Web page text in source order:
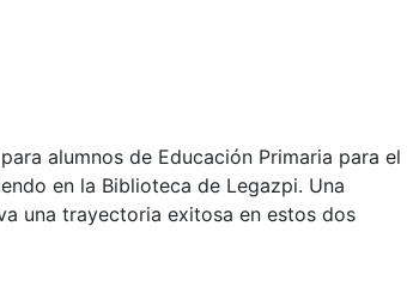
alumnos de Educación Primaria para el
en la Biblioteca de Legazpi. Una
una trayectoria exitosa en estos dos